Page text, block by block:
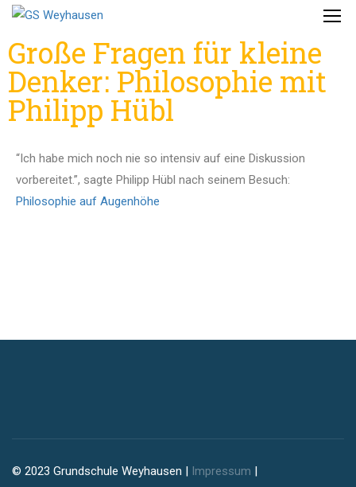
Große Fragen für kleine
Denker: Philosophie mit
Philipp Hübl
“Ich habe mich noch nie so intensiv auf eine Diskussion
vorbereitet.”, sagte Philipp Hübl nach seinem Besuch:
Philosophie auf Augenhöhe
© 2023 Grundschule Weyhausen | Impressum |